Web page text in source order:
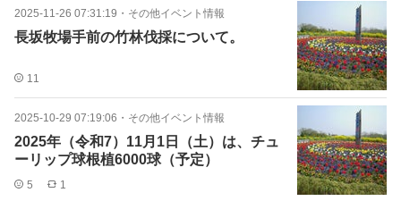
2025-11-26 07:31:19 ・ その他イベント情報
長坂牧場手前の竹林伐採について。
11
2025-10-29 07:19:06 ・ その他イベント情報
2025年（令和7）11月1日（土）は、チュ
ーリップ球根植6000球（予定）
5 1